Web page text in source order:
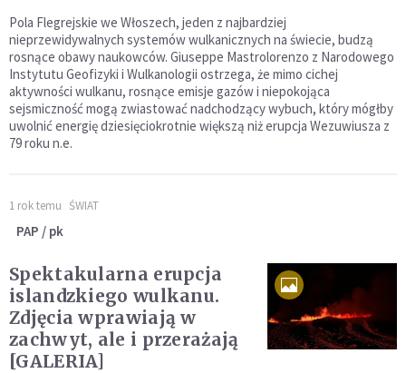
Pola Flegrejskie we Włoszech, jeden z najbardziej
nieprzewidywalnych systemów wulkanicznych na świecie, budzą
rosnące obawy naukowców. Giuseppe Mastrolorenzo z Narodowego
Instytutu Geofizyki i Wulkanologii ostrzega, że mimo cichej
aktywności wulkanu, rosnące emisje gazów i niepokojąca
sejsmiczność mogą zwiastować nadchodzący wybuch, który mógłby
uwolnić energię dziesięciokrotnie większą niż erupcja Wezuwiusza z
79 roku n.e.
1 rok temu ŚWIAT
PAP / pk
Spektakularna erupcja
islandzkiego wulkanu.
Zdjęcia wprawiają w
zachwyt, ale i przerażają
[GALERIA]